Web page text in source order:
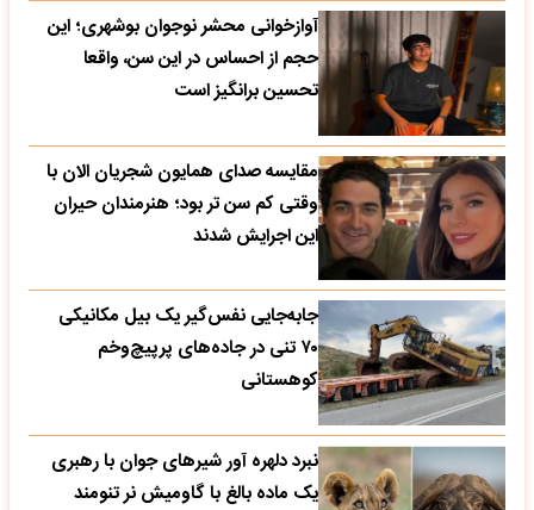
آوازخوانی محشر نوجوان بوشهری؛ این
حجم از احساس در این سن، واقعا
تحسین‌ برانگیز است
مقایسه صدای همایون شجریان الان با
وقتی کم سن تر بود؛ هنرمندان حیران
این اجرایش شدند
جابه‌جایی نفس‌گیر یک بیل مکانیکی
۷۰ تنی در جاده‌های پرپیچ‌وخم
کوهستانی
نبرد دلهره آور شیرهای جوان با رهبری
یک ماده بالغ با گاومیش نر تنومند